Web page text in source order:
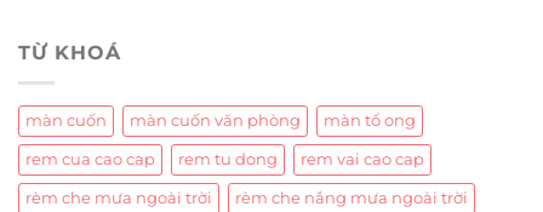
TỪ KHOÁ
màn cuốn màn cuốn văn phòng màn tổ ong
rem cua cao cap rem tu dong rem vai cao cap
rèm che mưa ngoài trời rèm che nắng mưa ngoài trời